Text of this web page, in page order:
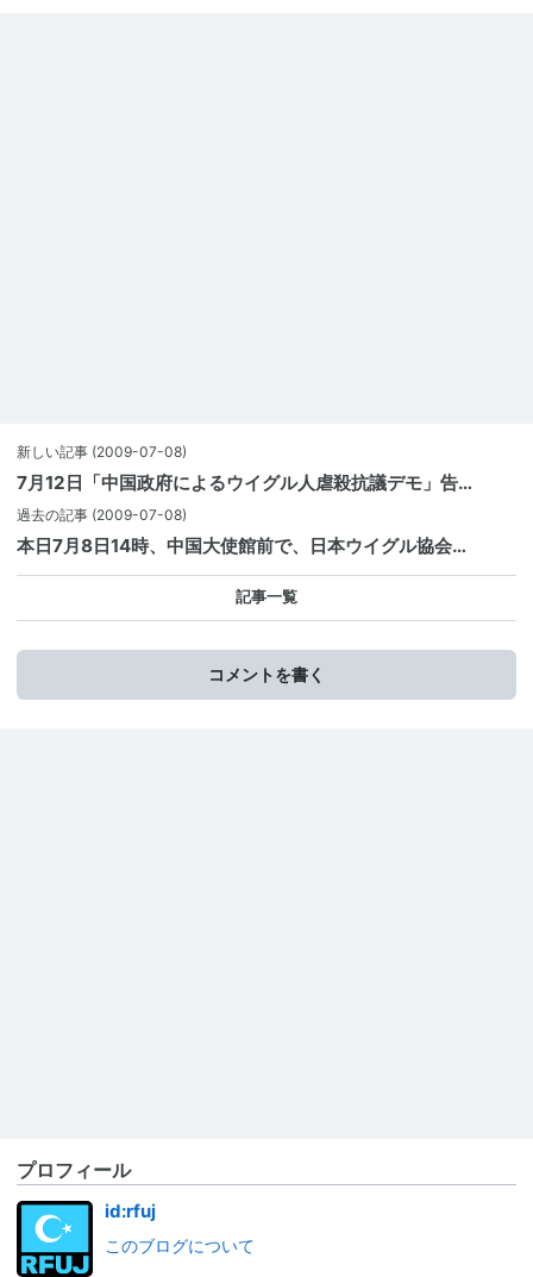
新しい記事 (2009-07-08)
7月12日「中国政府によるウイグル人虐殺抗議デモ」告…
過去の記事 (2009-07-08)
本日7月8日14時、中国大使館前で、日本ウイグル協会…
記事一覧
コメントを書く
プロフィール
id:rfuj
このブログについて